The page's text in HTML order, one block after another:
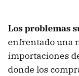
Los problemas
enfrentado una
importaciones
donde los